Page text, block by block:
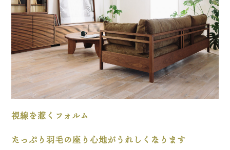
視線を惹くフォルム
たっぷり羽毛の座り心地がうれしくなります